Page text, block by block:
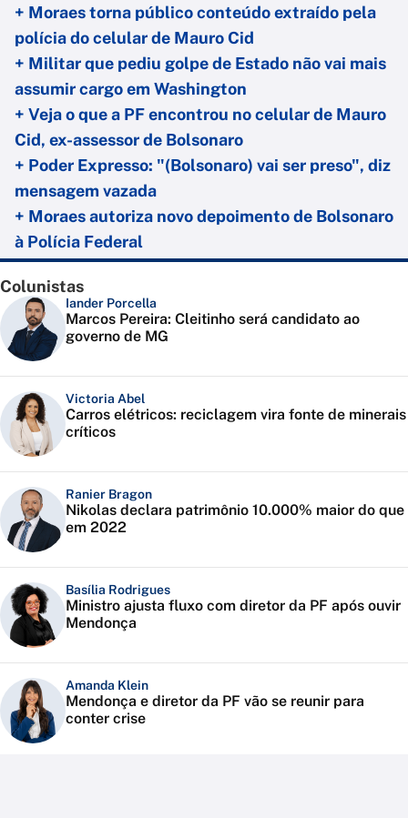
+ Moraes torna público conteúdo extraído pela
polícia do celular de Mauro Cid
+ Militar que pediu golpe de Estado não vai mais
assumir cargo em Washington
+ Veja o que a PF encontrou no celular de Mauro
Cid, ex-assessor de Bolsonaro
+ Poder Expresso: "(Bolsonaro) vai ser preso", diz
mensagem vazada
+ Moraes autoriza novo depoimento de Bolsonaro
à Polícia Federal
Colunistas
Iander Porcella
Marcos Pereira: Cleitinho será candidato ao
governo de MG
Victoria Abel
Carros elétricos: reciclagem vira fonte de minerais
críticos
Ranier Bragon
Nikolas declara patrimônio 10.000% maior do que
em 2022
Basília Rodrigues
Ministro ajusta fluxo com diretor da PF após ouvir
Mendonça
Amanda Klein
Mendonça e diretor da PF vão se reunir para
conter crise